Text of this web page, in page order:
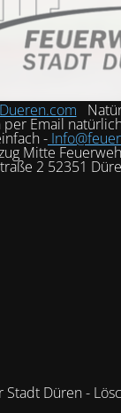
Email
-
Mitte
2 52351
Düren -